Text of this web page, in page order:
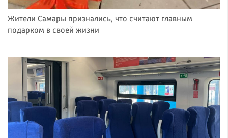
Жители Самары признались, что считают главным
подарком в своей жизни